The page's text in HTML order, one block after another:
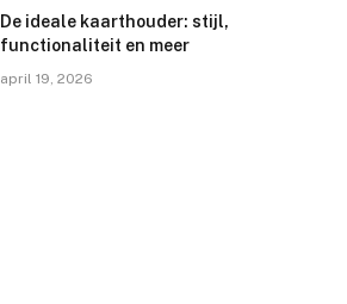
De ideale kaarthouder: stijl,
functionaliteit en meer
april 19, 2026